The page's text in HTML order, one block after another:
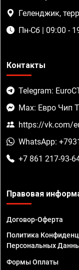
Геленджик,
Пн-Сб | 09:00 -
Контакты
Telegram:
Max: Евро Чип
https://vk.com/
WhatsApp:
+7 861 217-93-
Правовая
Договор-Оферта
Политика
Персональных
Формы Оплаты